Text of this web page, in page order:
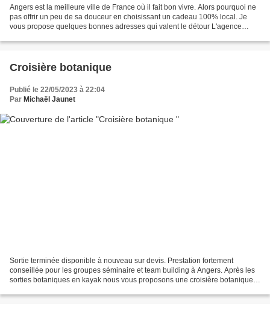
Angers est la meilleure ville de France où il fait bon vivre. Alors pourquoi ne
pas offrir un peu de sa douceur en choisissant un cadeau 100% local. Je
vous propose quelques bonnes adresses qui valent le détour L'agence
Croisière botanique
Publié le 22/05/2023 à 22:04
Par Michaël Jaunet
Sortie terminée disponible à nouveau sur devis. Prestation fortement
conseillée pour les groupes séminaire et team building à Angers. Après les
sorties botaniques en kayak nous vous proposons une croisière botanique